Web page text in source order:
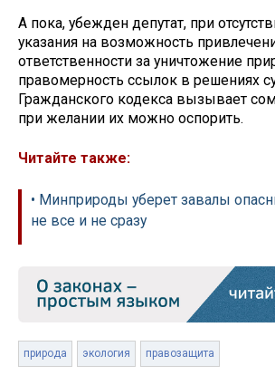
А пока, убежден депутат, при
указания на возможность
ответственности за уничтожение
правомерность ссылок в решениях
Гражданского кодекса вызывает
при желании их можно оспорить.
Читайте также:
• Минприроды уберет завалы
не все и не сразу
природа экология правозащита